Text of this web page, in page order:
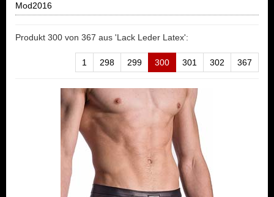
Mod2016
Produkt 300 von 367 aus 'Lack Leder Latex':
1 298 299 300 301 302 367